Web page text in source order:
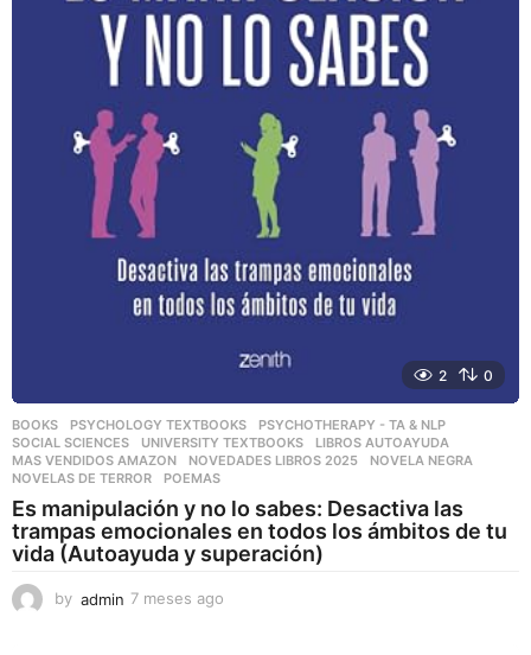
2 0
BOOKS ,PSYCHOLOGY TEXTBOOKS ,PSYCHOTHERAPY - TA & NLP
SOCIAL SCIENCES
,UNIVERSITY TEXTBOOKS LIBROS AUTOAYUDA
MAS VENDIDOS AMAZON
,NOVEDADES LIBROS 2025 ,NOVELA NEGRA
NOVELAS DE TERROR
,POEMAS
Es manipulación y no lo sabes: Desactiva las
trampas emocionales en todos los ámbitos de tu
vida (Autoayuda y superación)
by admin 7 meses ago